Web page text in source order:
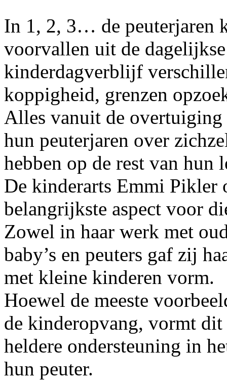
In 1, 2, 3… de peuterjaren
voorvallen uit de
kinderdagverblijf
koppigheid, grenzen
Alles vanuit de
hun peuterjaren over
hebben op de rest van hun
De kinderarts Emmi Pikler
belangrijkste aspect voor
Zowel in haar werk met
baby’s en peuters gaf zij
met kleine kinderen vorm.
Hoewel de meeste
de kinderopvang, vormt
heldere ondersteuning in
hun peuter.